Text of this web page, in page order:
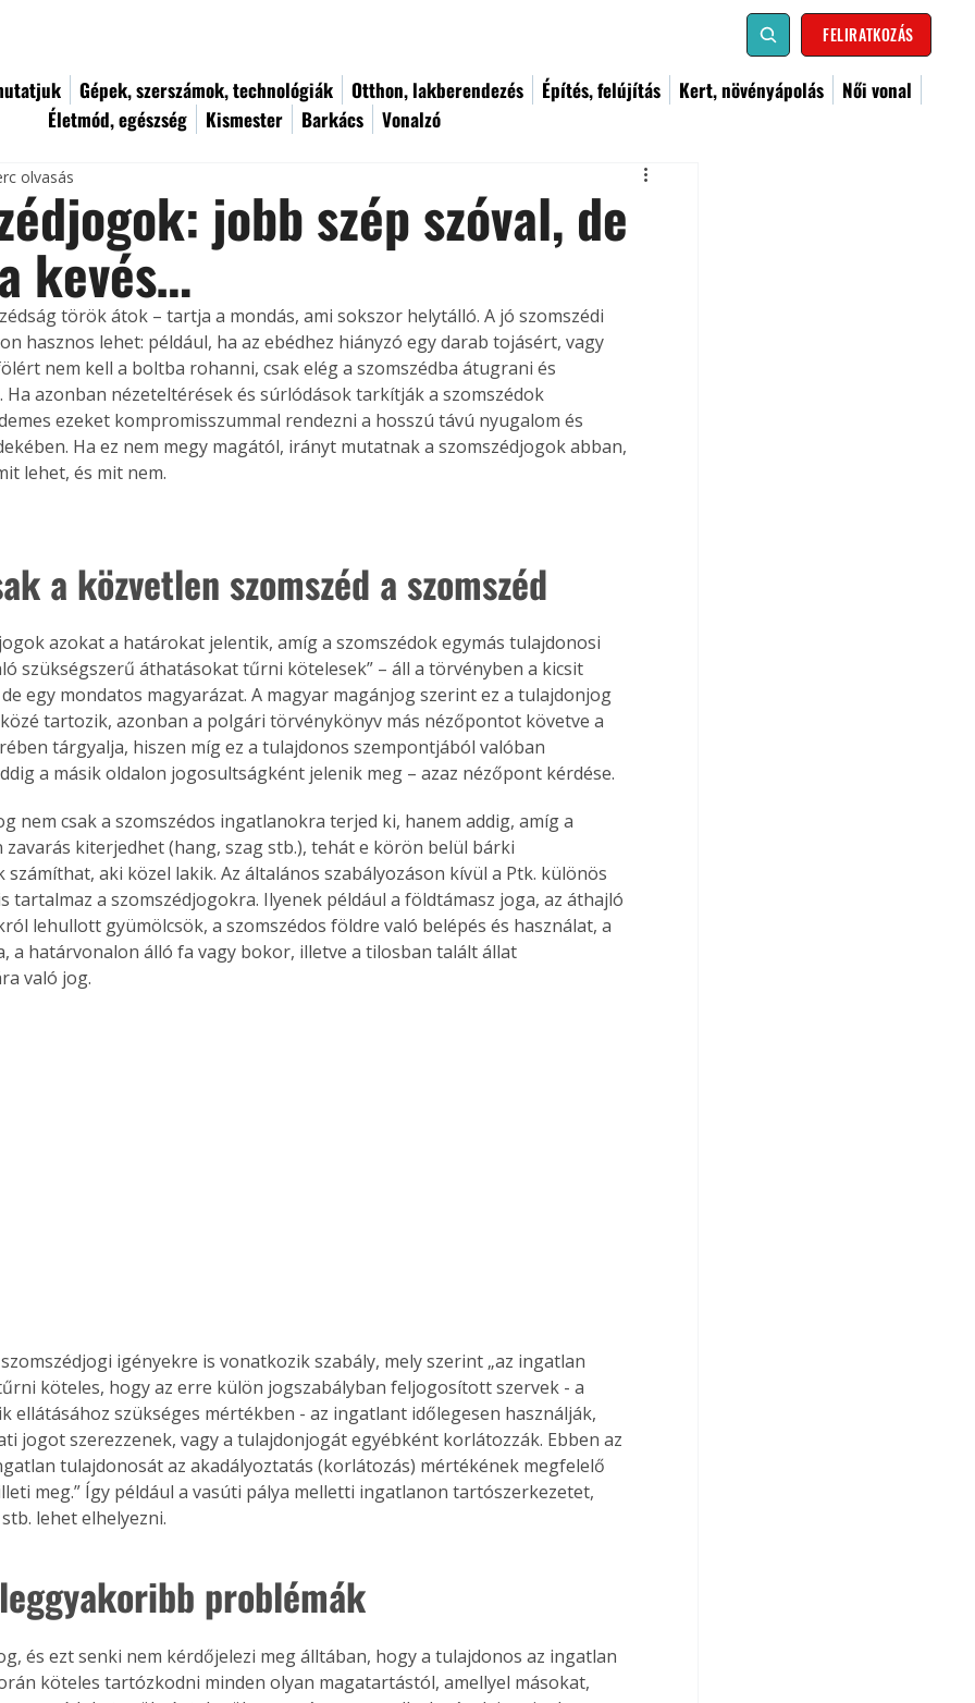
FELIRATKOZÁS
Gépek, szerszámok, technológiák Otthon, lakberendezés Építés, felújítás Kert, növényápolás
Női vonal
Életmód, egészség
Kismester Barkács Vonalzó
jobb szép szóval, de
kevés…
olvasás
török átok – tartja a mondás, ami sokszor helytálló. A jó szomszédi
hasznos lehet: például, ha az ebédhez hiányzó egy darab tojásért, vagy
nem kell a boltba rohanni, csak elég a szomszédba átugrani és
Ha azonban nézeteltérések és súrlódások tarkítják a szomszédok
ezeket kompromisszummal rendezni a hosszú távú nyugalom és
Ha ez nem megy magától, irányt mutatnak a szomszédjogok abban,
lehet, és mit nem.
a közvetlen szomszéd a szomszéd
azokat a határokat jelentik, amíg a szomszédok egymás tulajdonosi
szükségszerű áthatásokat tűrni kötelesek” – áll a törvényben a kicsit
egy mondatos magyarázat. A magyar magánjog szerint ez a tulajdonjog
tartozik, azonban a polgári törvénykönyv más nézőpontot követve a
tárgyalja, hiszen míg ez a tulajdonos szempontjából valóban
a másik oldalon jogosultságként jelenik meg – azaz nézőpont kérdése.
nem csak a szomszédos ingatlanokra terjed ki, hanem addig, amíg a
zavarás kiterjedhet (hang, szag stb.), tehát e körön belül bárki
számíthat, aki közel lakik. Az általános szabályozáson kívül a Ptk. különös
tartalmaz a szomszédjogokra. Ilyenek például a földtámasz joga, az áthajló
lehullott gyümölcsök, a szomszédos földre való belépés és használat, a
a határvonalon álló fa vagy bokor, illetve a tilosban talált állat
való jog.
igényekre is vonatkozik szabály, mely szerint „az ingatlan
köteles, hogy az erre külön jogszabályban feljogosított szervek - a
ellátásához szükséges mértékben - az ingatlant időlegesen használják,
jogot szerezzenek, vagy a tulajdonjogát egyébként korlátozzák. Ebben az
tulajdonosát az akadályoztatás (korlátozás) mértékének megfelelő
meg.” Így például a vasúti pálya melletti ingatlanon tartószerkezetet,
lehet elhelyezni.
problémák
és ezt senki nem kérdőjelezi meg álltában, hogy a tulajdonos az ingatlan
köteles tartózkodni minden olyan magatartástól, amellyel másokat,